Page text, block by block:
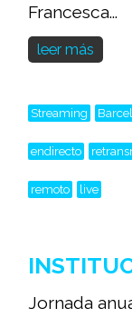
Francesca...
leer más
Streaming
endirecto
remoto live
Jornada